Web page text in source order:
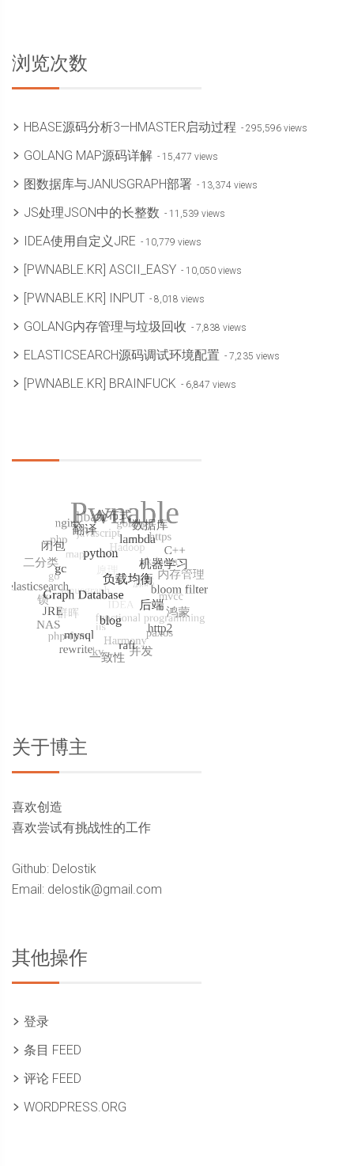
浏览次数
HBASE源码分析3—HMASTER启动过程 - 295,596 views
GOLANG MAP源码详解 - 15,477 views
图数据库与JANUSGRAPH部署 - 13,374 views
JS处理JSON中的长整数 - 11,539 views
IDEA使用自定义JRE - 10,779 views
[PWNABLE.KR] ASCII_EASY - 10,050 views
[PWNABLE.KR] INPUT - 8,018 views
GOLANG内存管理与垃圾回收 - 7,838 views
ELASTICSEARCH源码调试环境配置 - 7,235 views
[PWNABLE.KR] BRAINFUCK - 6,847 views
关于博主
喜欢创造
喜欢尝试有挑战性的工作
Github: Delostik
Email: delostik@gmail.com
其他操作
登录
条目 FEED
评论 FEED
WORDPRESS.ORG